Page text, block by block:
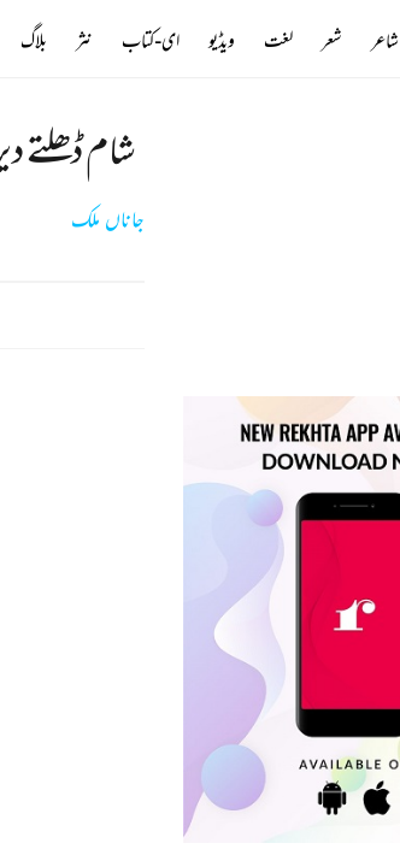
شام ڈھلتے
جاناں ملک
شاعر شعر لغت ویڈیو ای-کتاب نثر بلاگ